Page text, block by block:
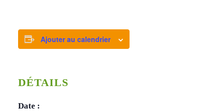
Ajouter au calendrier
DÉTAILS
Date :